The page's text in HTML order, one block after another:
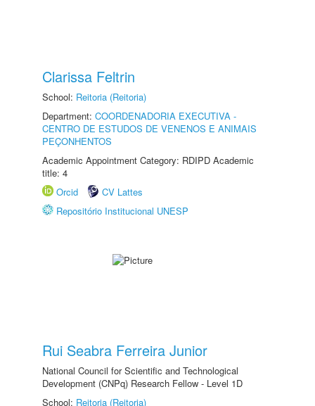
Clarissa Feltrin
School: Reitoria (Reitoria)
Department: COORDENADORIA EXECUTIVA -
CENTRO DE ESTUDOS DE VENENOS E ANIMAIS
PEÇONHENTOS
Academic Appointment Category: RDIPD Academic
title: 4
Orcid
CV Lattes
Repositório Institucional UNESP
Rui Seabra Ferreira Junior
National Council for Scientific and Technological
Development (CNPq) Research Fellow - Level 1D
School: Reitoria (Reitoria)